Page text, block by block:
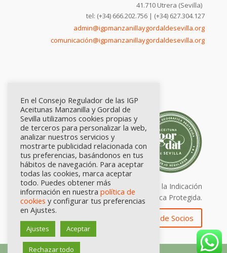
41.710 Utrera (Sevilla)
tel: (+34) 666.202.756 | (+34) 627.304.127
admin@igpmanzanillaygordaldesevilla.org
comunicación@igpmanzanillaygordaldesevilla.org
Calidad certificada por Origen. Sellos de la Indicación
Geográfica Protegida.
Zona de Socios
En el Consejo Regulador de las IGP
Aceitunas Manzanilla y Gordal de
Sevilla utilizamos cookies propias y
de terceros para personalizar la web,
analizar nuestros servicios y
mostrarte publicidad relacionada con
tus preferencias, basándonos en tus
hábitos de navegación. Para aceptar
todas las cookies, marca aceptar
todo. Puedes obtener más
información en nuestra política de
cookies y configurar tus preferencias
en Ajustes.
Ajustes Aceptar
Rechazar todo